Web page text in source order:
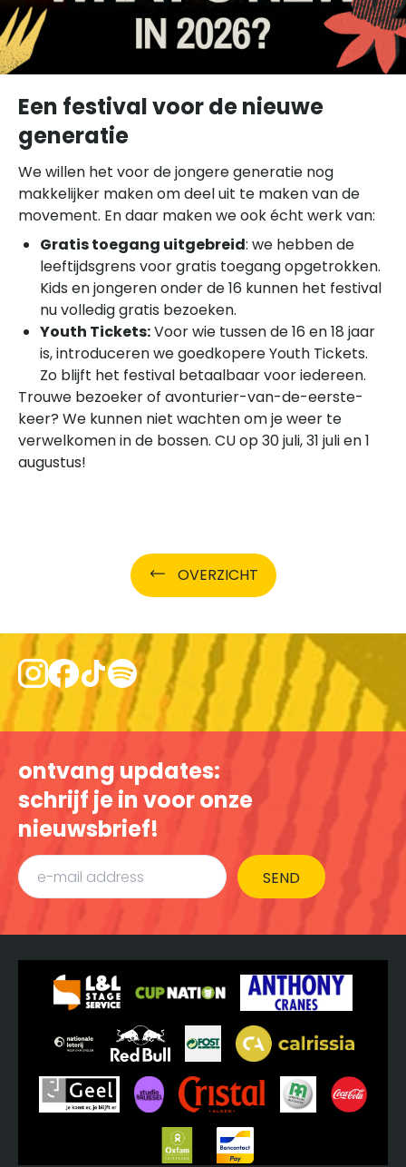
Een festival voor de nieuwe
generatie
We willen het voor de jongere generatie nog
makkelijker maken om deel uit te maken van de
movement. En daar maken we ook écht werk van:
Gratis toegang uitgebreid: we hebben de
leeftijdsgrens voor gratis toegang opgetrokken.
Kids en jongeren onder de 16 kunnen het festival
nu volledig gratis bezoeken.
Youth Tickets:Voor wie tussen de 16 en 18 jaar
is, introduceren we goedkopere Youth Tickets.
Zo blijft het festival betaalbaar voor iedereen.
Trouwe bezoeker of avonturier-van-de-eerste-
keer? We kunnen niet wachten om je weer te
verwelkomen in de bossen. CU op 30 juli, 31 juli en 1
augustus!
OVERZICHT
ontvang updates:
schrijf je in voor onze
nieuwsbrief!
SEND